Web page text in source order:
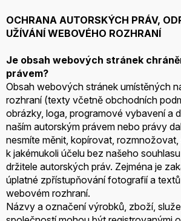
OCHRANA AUTORSKÝCH PRÁV,
UŽÍVÁNÍ WEBOVÉHO ROZHRANÍ
Je obsah webových stránek
právem?
Obsah webových stránek umístěných
rozhraní (texty včetně obchodních
obrázky, loga, programové vybavení a
naším autorským právem nebo právy
nesmíte měnit, kopírovat,
k jakémukoli účelu bez našeho
držitele autorských práv. Zejména je
úplatné zpřístupňování fotografií a
webovém rozhraní.
Názvy a označení výrobků, zboží,